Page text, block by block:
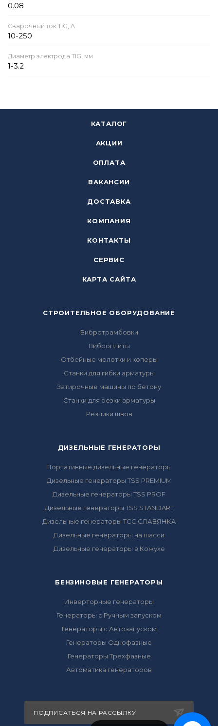
0.08
Сварочный ток TIG, А
10-250
Диаметр электрода TIG, мм
1-3.2
КАТАЛОГ
АКЦИИ
ОПЛАТА
ВАКАНСИИ
ДОСТАВКА
КОМПАНИЯ
КОНТАКТЫ
СЕРВИС
КАРТА САЙТА
СТРОИТЕЛЬНОЕ ОБОРУДОВАНИЕ
Вибротрамбовки
Виброплиты
Отбойные молотки и коперы
Станки для гибки арматуры
Затирочные машины по бетону
Станки для резки арматуры
Резчики швов
ДИЗЕЛЬНЫЕ ГЕНЕРАТОРЫ
Портативные дизельные генераторы
Дизельные генераторы TSS PREMIUM
Дизельные генераторы TSS PROF
Дизельные генераторы TSS STANDART
Дизельные генераторы ТСС СЛАВЯНКА
Дизельные генераторы на шасси
Дизельные генераторы в Кожухе
БЕНЗИНОВЫЕ ГЕНЕРАТОРЫ
Инверторные генераторы
Генераторы с Ручным запуском
Генераторы с Автозапуском
Генераторы Однофазные
Генераторы Трехфазные
Автоматика генераторов
ПОДПИСАТЬСЯ НА РАССЫЛКУ